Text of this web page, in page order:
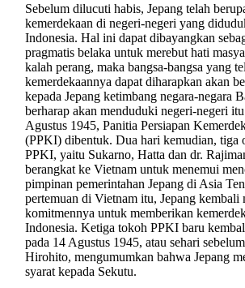
Sebelum dilucuti habis, Jepang telah
kemerdekaan di negeri-negeri yang
Indonesia. Hal ini dapat dibayangkan
pragmatis belaka untuk merebut hati
kalah perang, maka bangsa-bangsa yang
kemerdekaannya dapat diharapkan akan
kepada Jepang ketimbang negara-negara
berharap akan menduduki negeri-negeri
Agustus 1945, Panitia Persiapan
(PPKI) dibentuk. Dua hari kemudian, tiga
PPKI, yaitu Sukarno, Hatta dan dr.
berangkat ke Vietnam untuk menemui
pimpinan pemerintahan Jepang di Asia
pertemuan di Vietnam itu, Jepang kembali
komitmennya untuk memberikan
Indonesia. Ketiga tokoh PPKI baru
pada 14 Agustus 1945, atau sehari
Hirohito, mengumumkan bahwa Jepang
syarat kepada Sekutu.